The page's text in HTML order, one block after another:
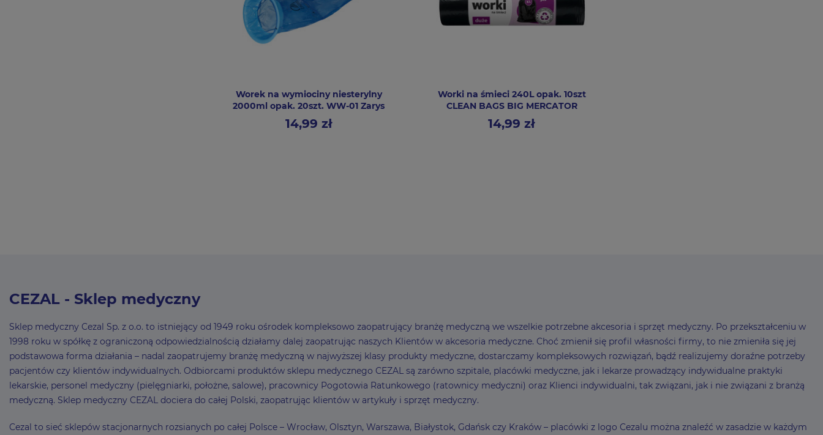
Worek na wymiociny niesterylny
2000ml opak. 20szt. WW-01 Zarys
Cena
14,99 zł
Worki na śmieci 240L opak. 10szt
CLEAN BAGS BIG MERCATOR
Cena
14,99 zł
CEZAL - Sklep medyczny
Sklep medyczny Cezal Sp. z o.o. to istniejący od 1949 roku ośrodek kompleksowo zaopatrujący branżę medyczną we wszelkie potrzebne akcesoria i sprzęt medyczny. Po przekształceniu w
1998 roku w spółkę z ograniczoną odpowiedzialnością działamy dalej zaopatrując naszych Klientów w akcesoria medyczne. Choć zmienił się profil własności firmy, to nie zmieniła się jej
podstawowa forma działania – nadal zaopatrujemy branżę medyczną w najwyższej klasy produkty medyczne, dostarczamy kompleksowych rozwiązań, bądź realizujemy doraźne potrzeby
pacjentów czy klientów indywidualnych. Odbiorcami produktów sklepu medycznego CEZAL są zarówno szpitale, placówki medyczne, jak i lekarze prowadzący indywidualne praktyki
lekarskie, personel medyczny (pielęgniarki, położne, salowe), pracownicy Pogotowia Ratunkowego (ratownicy medyczni) oraz Klienci indywidualni, tak związani, jak i nie związani z branżą
medyczną. Sklep medyczny CEZAL dociera do całej Polski, zaopatrując klientów w artykuły i sprzęt medyczny.
Cezal to sieć sklepów stacjonarnych rozsianych po całej Polsce – Wrocław, Olsztyn, Warszawa, Białystok, Gdańsk czy Kraków – placówki z logo Cezalu można znaleźć w zasadzie w każdym